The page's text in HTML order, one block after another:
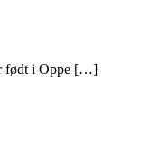
født i Oppe […]